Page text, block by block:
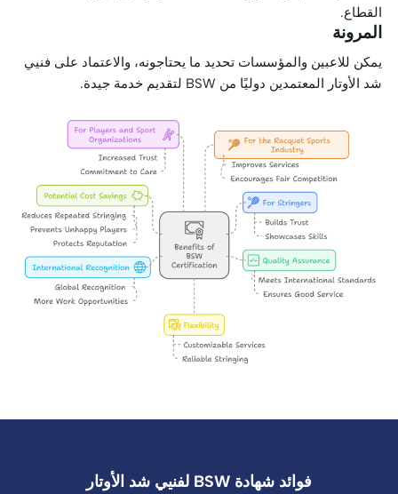
القطاع.
المرونة
يمكن للاعبين والمؤسسات تحديد ما يحتاجونه، والاعتماد على فنيي
شد الأوتار المعتمدين دوليًا من BSW لتقديم خدمة جيدة.
فوائد شهادة BSW لفنيي شد الأوتار